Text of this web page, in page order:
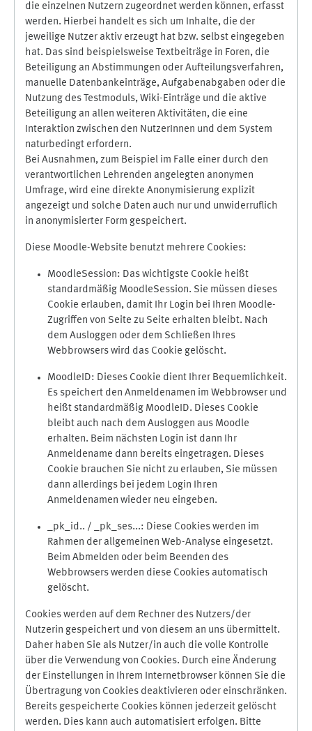
die einzelnen Nutzern zugeordnet werden können, erfasst
werden. Hierbei handelt es sich um Inhalte, die der
jeweilige Nutzer aktiv erzeugt hat bzw. selbst eingegeben
hat. Das sind beispielsweise Textbeiträge in Foren, die
Beteiligung an Abstimmungen oder Aufteilungsverfahren,
manuelle Datenbankeinträge, Aufgabenabgaben oder die
Nutzung des Testmoduls, Wiki-Einträge und die aktive
Beteiligung an allen weiteren Aktivitäten, die eine
Interaktion zwischen den NutzerInnen und dem System
naturbedingt erfordern.
Bei Ausnahmen, zum Beispiel im Falle einer durch den
verantwortlichen Lehrenden angelegten anonymen
Umfrage, wird eine direkte Anonymisierung explizit
angezeigt und solche Daten auch nur und unwiderruflich
in anonymisierter Form gespeichert.
Diese Moodle-Website benutzt mehrere Cookies:
MoodleSession: Das wichtigste Cookie heißt
standardmäßig MoodleSession. Sie müssen dieses
Cookie erlauben, damit Ihr Login bei Ihren Moodle-
Zugriffen von Seite zu Seite erhalten bleibt. Nach
dem Ausloggen oder dem Schließen Ihres
Webbrowsers wird das Cookie gelöscht.
MoodleID: Dieses Cookie dient Ihrer Bequemlichkeit.
Es speichert den Anmeldenamen im Webbrowser und
heißt standardmäßig MoodleID. Dieses Cookie
bleibt auch nach dem Ausloggen aus Moodle
erhalten. Beim nächsten Login ist dann Ihr
Anmeldename dann bereits eingetragen. Dieses
Cookie brauchen Sie nicht zu erlauben, Sie müssen
dann allerdings bei jedem Login Ihren
Anmeldenamen wieder neu eingeben.
_pk_id.. / _pk_ses...: Diese Cookies werden im
Rahmen der allgemeinen Web-Analyse eingesetzt.
Beim Abmelden oder beim Beenden des
Webbrowsers werden diese Cookies automatisch
gelöscht.
Cookies werden auf dem Rechner des Nutzers/der
Nutzerin gespeichert und von diesem an uns übermittelt.
Daher haben Sie als Nutzer/in auch die volle Kontrolle
über die Verwendung von Cookies. Durch eine Änderung
der Einstellungen in Ihrem Internetbrowser können Sie die
Übertragung von Cookies deaktivieren oder einschränken.
Bereits gespeicherte Cookies können jederzeit gelöscht
werden. Dies kann auch automatisiert erfolgen. Bitte